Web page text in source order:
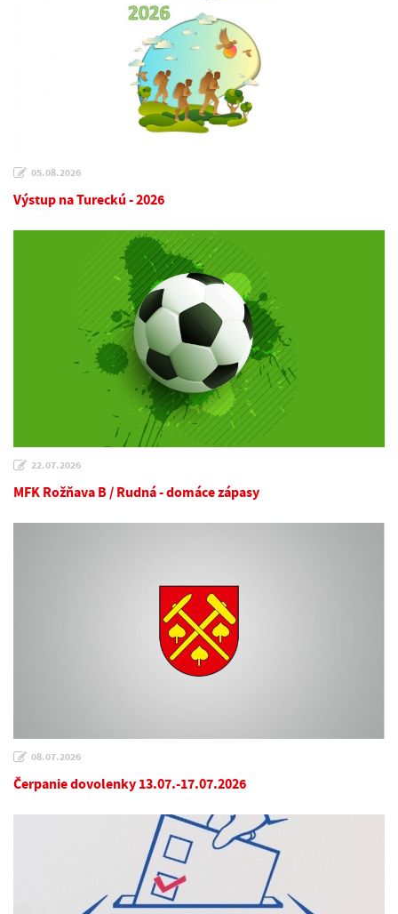
05.08.2026
Výstup na Tureckú - 2026
22.07.2026
MFK Rožňava B / Rudná - domáce zápasy
08.07.2026
Čerpanie dovolenky 13.07.-17.07.2026